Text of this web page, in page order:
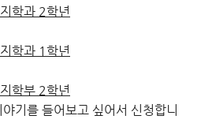
학과 2학년
학과 1학년
학부 2학년
기를 들어보고 싶어서 신청합니